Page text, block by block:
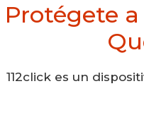
Protégete
112click es un